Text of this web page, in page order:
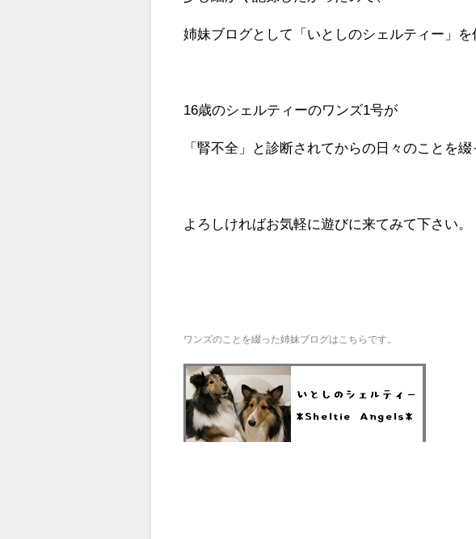
姉妹ブログとして「いとしのシェルティー」を
16歳のシェルティーのワンズ1号が
「腎不全」と診断されてからの日々のことを綴
よろしければお気軽に遊びに来てみて下さい。
ワンズのことを綴った姉妹ブログはこちらです。